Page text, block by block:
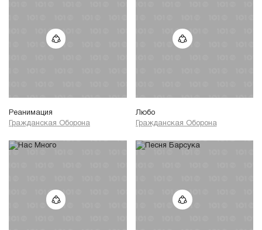
Реанимация
Гражданская Оборона
Любо
Гражданская Оборона